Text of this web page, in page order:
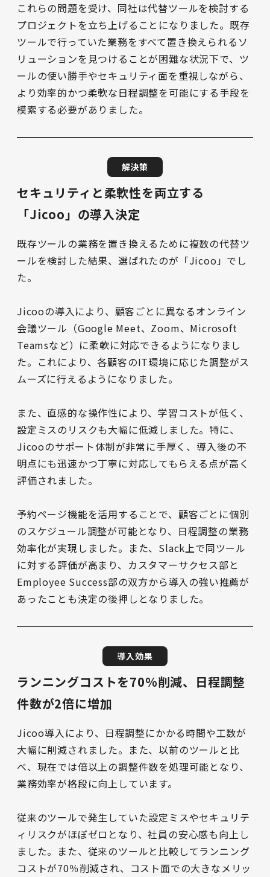
これらの問題を受け、同社は代替ツールを検討する
プロジェクトを立ち上げることになりました。既存
ツールで行っていた業務をすべて置き換えられるソ
リューションを見つけることが困難な状況下で、ツ
ールの使い勝手やセキュリティ面を重視しながら、
より効率的かつ柔軟な日程調整を可能にする手段を
模索する必要がありました。
解決策
セキュリティと柔軟性を両立する
「Jicoo」の導入決定
既存ツールの業務を置き換えるために複数の代替ツ
ールを検討した結果、選ばれたのが「Jicoo」でし
た。
Jicooの導入により、顧客ごとに異なるオンライン
会議ツール（Google Meet、Zoom、Microsoft
Teamsなど）に柔軟に対応できるようになりまし
た。これにより、各顧客のIT環境に応じた調整がス
ムーズに行えるようになりました。
また、直感的な操作性により、学習コストが低く、
設定ミスのリスクも大幅に低減しました。特に、
Jicooのサポート体制が非常に手厚く、導入後の不
明点にも迅速かつ丁寧に対応してもらえる点が高く
評価されました。
予約ページ機能を活用することで、顧客ごとに個別
のスケジュール調整が可能となり、日程調整の業務
効率化が実現しました。また、Slack上で同ツール
に対する評価が高まり、カスタマーサクセス部と
Employee Success部の双方から導入の強い推薦が
あったことも決定の後押しとなりました。
導入効果
ランニングコストを70％削減、日程調整
件数が2倍に増加
Jicoo導入により、日程調整にかかる時間や工数が
大幅に削減されました。また、以前のツールと比
べ、現在では倍以上の調整件数を処理可能となり、
業務効率が格段に向上しています。
従来のツールで発生していた設定ミスやセキュリテ
ィリスクがほぼゼロとなり、社員の安心感も向上し
ました。また、従来のツールと比較してランニング
コストが70％削減され、コスト面での大きなメリッ